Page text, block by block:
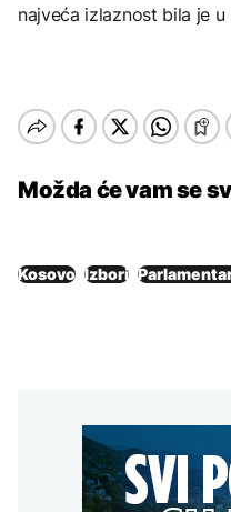
najveća izlaznost bila je
Možda će vam se
Kosovo Izbori